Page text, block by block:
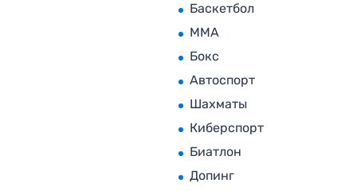
Баскетбол
MMA
Бокс
Автоспорт
Шахматы
Киберспорт
Биатлон
Допинг